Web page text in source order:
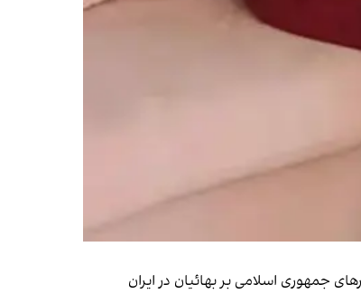
جمهوری اسلامی بر بهائیان در ایران